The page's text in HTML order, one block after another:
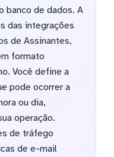
banco de dados. A
das integrações
de Assinantes,
formato
Você define a
pode ocorrer a
ou dia,
operação.
de tráfego
de e-mail